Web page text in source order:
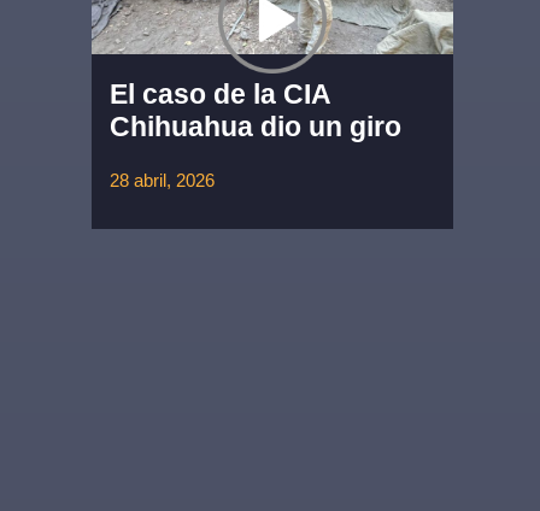
El caso de la CIA
Chihuahua dio un giro
28 abril, 2026